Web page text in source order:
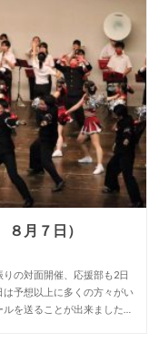
月７日）
の対面開催、応援部も2日
予想以上に多くの方々がい
を送ることが出来ました…